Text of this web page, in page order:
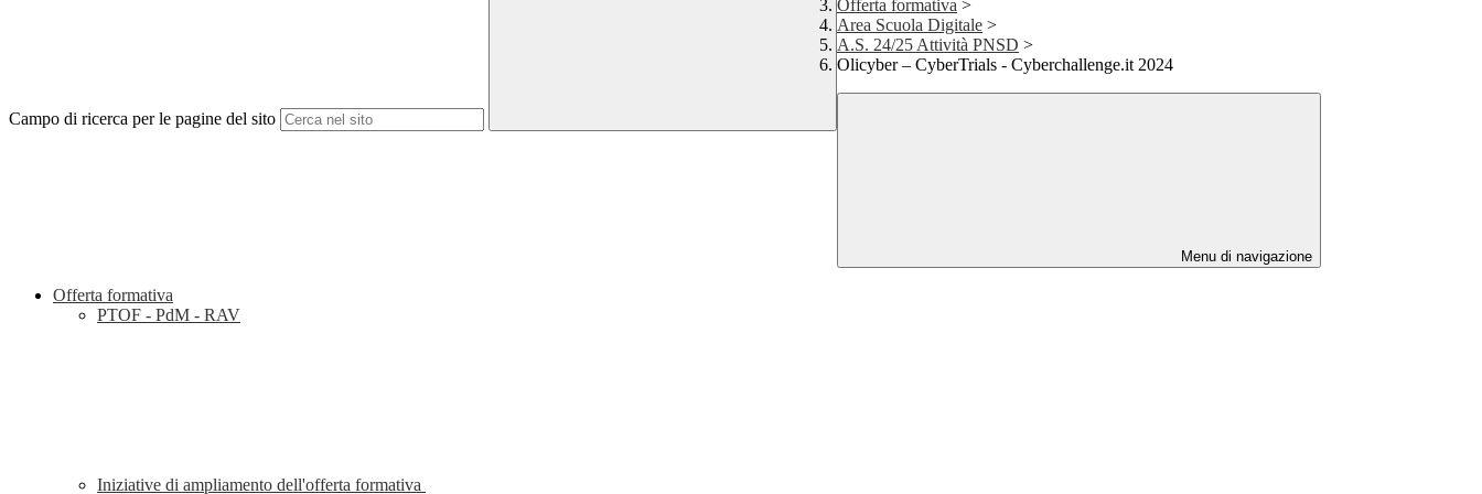
Campo di ricerca per le pagine del sito
Offerta formativa >
Area Scuola Digitale >
A.S. 24/25 Attività PNSD >
Olicyber – CyberTrials - Cyberchallenge.it 2024
Menu di navigazione
Offerta formativa
PTOF - PdM - RAV
Iniziative di ampliamento dell'offerta formativa